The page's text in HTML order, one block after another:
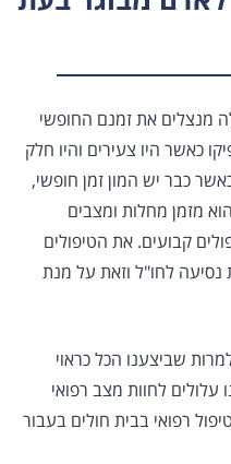
מנצלים את זמנם החופשי
כאשר היו צעירים והיו חלק
כבר יש המון זמן חופשי,
מזמן מחלות ומצבים
קבועים. את הטיפולים
נסיעה לחו"ל וזאת על מנת
שביצענו הכל כראוי
עלולים לחוות מצב רפואי
רפואי בבית חולים בעבור